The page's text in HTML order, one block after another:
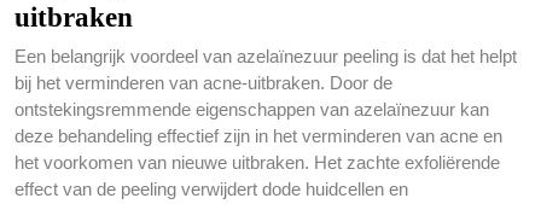
uitbraken
Een belangrijk voordeel van azelaïnezuur peeling is dat het helpt
bij het verminderen van acne-uitbraken. Door de
ontstekingsremmende eigenschappen van azelaïnezuur kan
deze behandeling effectief zijn in het verminderen van acne en
het voorkomen van nieuwe uitbraken. Het zachte exfoliërende
effect van de peeling verwijdert dode huidcellen en